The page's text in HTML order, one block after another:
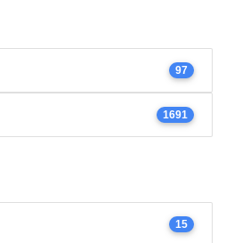
97
1691
15